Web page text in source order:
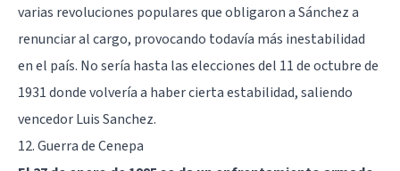
varias revoluciones populares que obligaron a Sánchez a
renunciar al cargo, provocando todavía más inestabilidad
en el país. No sería hasta las elecciones del 11 de octubre de
1931 donde volvería a haber cierta estabilidad, saliendo
vencedor Luis Sanchez.
12. Guerra de Cenepa